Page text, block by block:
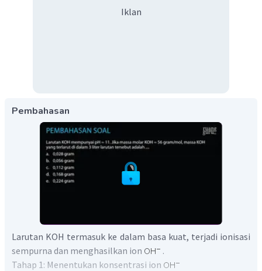
Iklan
Pembahasan
Larutan KOH termasuk ke dalam basa kuat, terjadi ionisasi
sempurna dan menghasilkan ion
.
Tahap 1: Menentukan konsentrasi ion